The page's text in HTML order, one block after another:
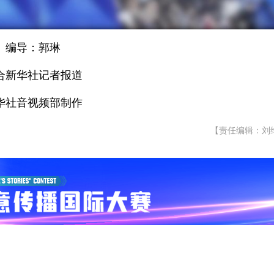
编导：郭琳
新华社记者报道
社音视频部制作
【责任编辑：刘